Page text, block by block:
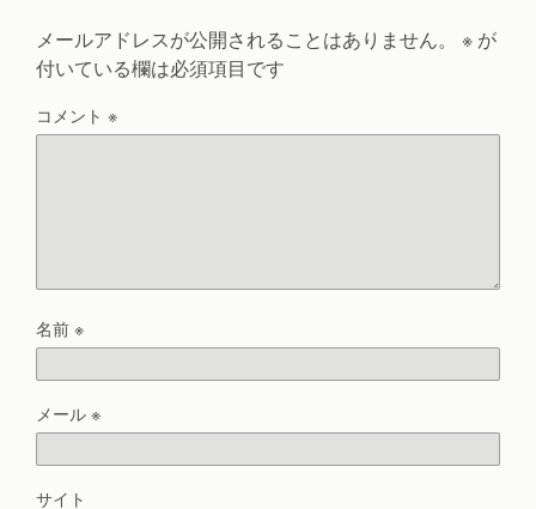
メールアドレスが公開されることはありません。 ※ が
付いている欄は必須項目です
コメント ※
名前※
メール※
サイト